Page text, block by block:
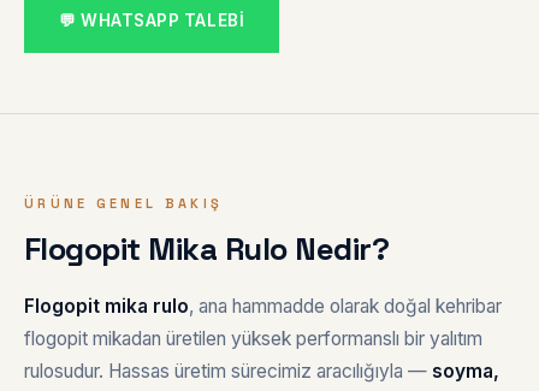
💬 WHATSAPP TALEBI
ÜRÜNE GENEL BAKIŞ
Flogopit Mika Rulo Nedir?
Flogopit mika rulo, ana hammadde olarak doğal kehribar
flogopit mikadan üretilen yüksek performanslı bir yalıtım
rulosudur. Hassas üretim sürecimiz aracılığıyla — soyma,